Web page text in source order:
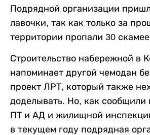
Подрядной организации
лавочки, так как только за
территории пропали 30
Строительство набережной в
напоминает другой чемодан
проект ЛРТ, который также
доделывать. Но, как
ПТ и АД и жилищной
в текущем году подрядная